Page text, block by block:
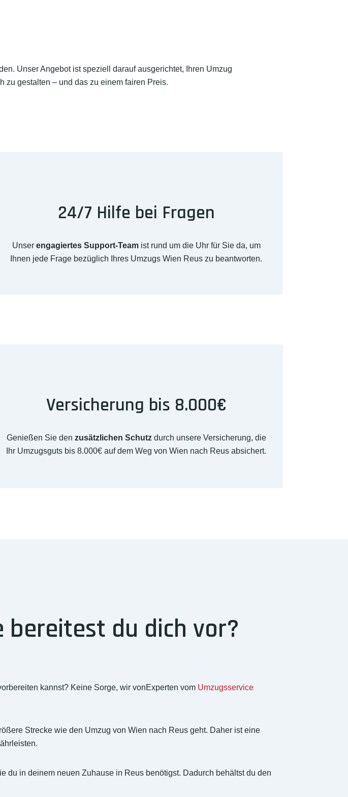
Unser Angebot ist speziell darauf ausgerichtet, Ihren Umzug
zu gestalten – und das zu einem fairen Preis.
24/7 Hilfe bei Fragen
Unser engagiertes Support-Teamist rund um die Uhr für Sie da, um
Ihnen jede Frage bezüglich Ihres Umzugs Wien Reus zu beantworten.
Versicherung bis 8.000€
Genießen Sie den zusätzlichen Schutzdurch unsere Versicherung, die
Ihr Umzugsguts bis 8.000€ auf dem Weg von Wien nach Reus absichert.
bereitest du dich vor?
kannst? Keine Sorge, wir vonExperten vom Umzugsservice
Strecke wie den Umzug von Wien nach Reus geht. Daher ist eine
du in deinem neuen Zuhause in Reus benötigst. Dadurch behältst du den